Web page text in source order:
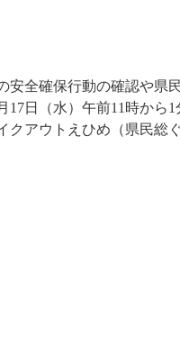
安全確保行動の確認や県
日（水）午前11時から1
クアウトえひめ（県民総